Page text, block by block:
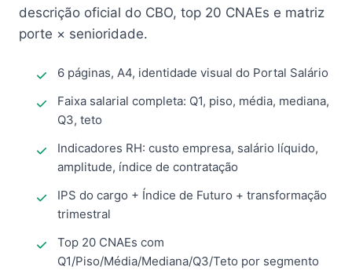
descrição oficial do CBO, top 20 CNAEs e matriz
porte × senioridade.
6 páginas, A4, identidade visual do Portal Salário
Faixa salarial completa: Q1, piso, média, mediana,
Q3, teto
Indicadores RH: custo empresa, salário líquido,
amplitude, índice de contratação
IPS do cargo + Índice de Futuro + transformação
trimestral
Top 20 CNAEs com
Q1/Piso/Média/Mediana/Q3/Teto por segmento